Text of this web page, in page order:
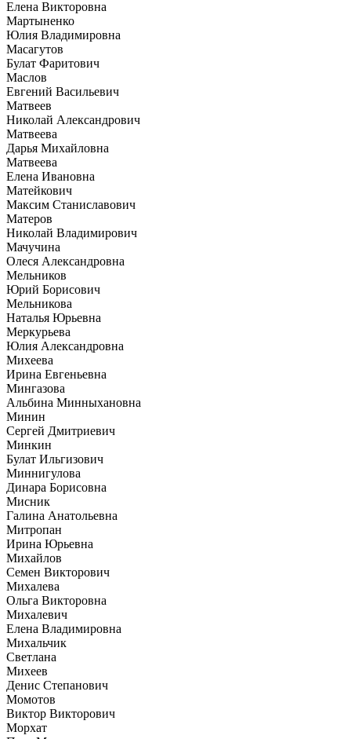
Елена Викторовна
Мартыненко
Юлия Владимировна
Масагутов
Булат Фаритович
Маслов
Евгений Васильевич
Матвеев
Николай Александрович
Матвеева
Дарья Михайловна
Матвеева
Елена Ивановна
Матейкович
Максим Станиславович
Матеров
Николай Владимирович
Мачучина
Олеся Александровна
Мельников
Юрий Борисович
Мельникова
Наталья Юрьевна
Меркурьева
Юлия Александровна
Миxеева
Ирина Евгеньевна
Мингазова
Альбина Минныхановна
Минин
Сергей Дмитриевич
Минкин
Булат Ильгизович
Миннигулова
Динара Борисовна
Мисник
Галина Анатольевна
Митропан
Ирина Юрьевна
Михайлов
Семен Викторович
Михалева
Ольга Викторовна
Михалевич
Елена Владимировна
Михальчик
Светлана
Михеев
Денис Степанович
Момотов
Виктор Викторович
Морхат